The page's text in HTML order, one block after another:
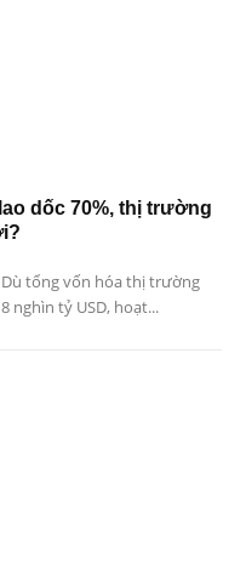
dốc 70%, thị trường
tổng vốn hóa thị trường
nghìn tỷ USD, hoạt...